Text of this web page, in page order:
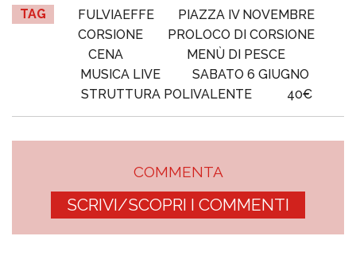
TAG FULVIAEFFE
PIAZZA IV NOVEMBRE
CORSIONE
PROLOCO DI CORSIONE
CENA
MENÙ DI PESCE
MUSICA LIVE
SABATO 6 GIUGNO
STRUTTURA POLIVALENTE
40€
COMMENTA
SCRIVI/SCOPRI I COMMENTI